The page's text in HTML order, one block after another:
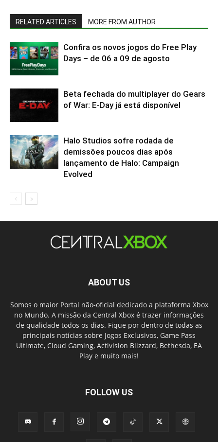
RELATED ARTICLES MORE FROM AUTHOR
Confira os novos jogos do Free Play
Days – de 06 a 09 de agosto
Beta fechada do multiplayer do Gears
of War: E-Day já está disponível
Halo Studios sofre rodada de
demissões poucos dias após
lançamento de Halo: Campaign
Evolved
ABOUT US
Somos o maior Portal não-oficial dedicado a plataforma Xbox
no Mundo. A missão da Central Xbox é trazer informações
de qualidade todos os dias. Fique por dentro de todas as
principais notícias sobre Jogos Exclusivos, Game Pass
Ultimate, Cloud Gaming, Activision Blizzard, Bethesda, EA
Play e muito mais!
FOLLOW US